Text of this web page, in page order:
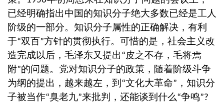
已经明确指出中国的知识分子绝大多数已经是工人
阶级的一部分。知识分子属性的正确解决，有利
于“双百”方针的贯彻执行。可惜的是，社会主义改
造完成以后，毛泽东又提出 “皮之不存，毛将焉
附”的问题。党对知识分子的政策，随着阶级斗争
为纲的提出，越来越左，到 “文化大革命” ，知识分
子被当作“臭老九”来批判，还能谈到什么“争鸣”?